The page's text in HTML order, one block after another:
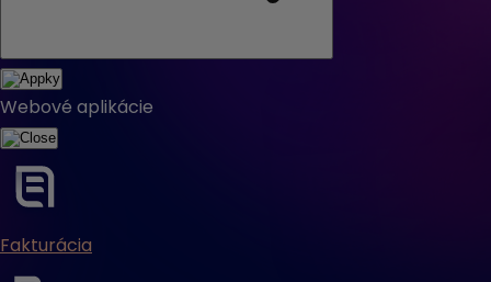
Webové aplikácie
Fakturácia